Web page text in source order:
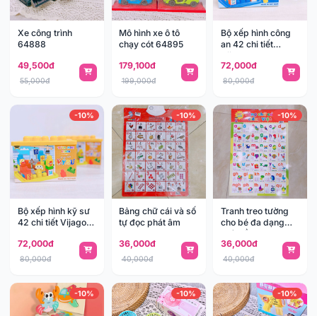
Xe công trình
64888
49,500đ
55,000đ
Mô hình xe ô tô
chạy cót 64895
179,100đ
199,000đ
Bộ xếp hình công
an 42 chi tiết
Vijago VJG0475
72,000đ
80,000đ
-10%
Bộ xếp hình kỹ sư
42 chi tiết Vijago
72,000đ
80,000đ
-10%
Bảng chữ cái và số
tự đọc phát âm
36,000đ
40,000đ
-10%
Tranh treo tường
cho bé đa dạng
chủ đề
36,000đ
40,000đ
-10% -10% -10%